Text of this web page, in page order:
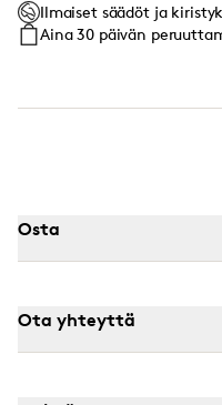
Ilmaiset säädöt ja
Aina 30 päivän
Osta
Ota yhteyttä